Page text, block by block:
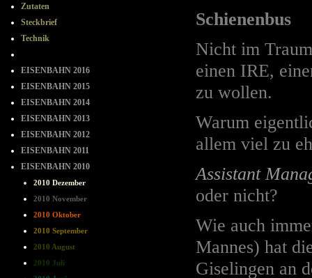
Zutaten
Steckbrief
Technik
EISENBAHN 2016
EISENBAHN 2015
EISENBAHN 2014
EISENBAHN 2013
EISENBAHN 2012
EISENBAHN 2011
EISENBAHN 2010
2010 Dezember
2010 November
2010 Oktober
2010 September
2010 August
2010 Juli
Schienenbus
Nicht im
einen IRE,
zu wollen.
Warum
allem viel zu
Assistant
oder nicht?
Wie auch
Mannes) hat
Giselingen an